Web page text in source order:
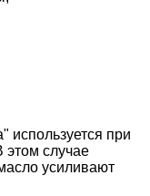
используется при
этом случае
усиливают